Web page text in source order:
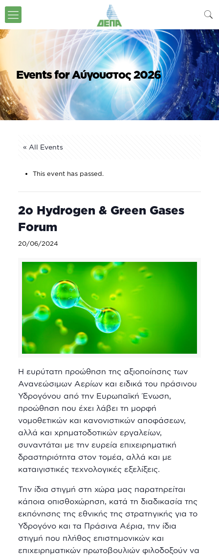
Events for Αύγουστος 2026
« All Events
This event has passed.
2o Hydrogen & Green Gases
Forum
20/06/2024
Η ευρύτατη προώθηση της αξιοποίησης των
Ανανεώσιμων Αερίων και ειδικά του πράσινου
Υδρογόνου από την Ευρωπαϊκή Ένωση,
προώθηση που έχει λάβει τη μορφή
νομοθετικών και κανονιστικών αποφάσεων,
αλλά και χρηματοδοτικών εργαλείων,
συναντάται με την ευρεία επιχειρηματική
δραστηριότητα στον τομέα, αλλά και με
καταιγιστικές τεχνολογικές εξελίξεις.
Την ίδια στιγμή στη χώρα μας παρατηρείται
κάποια οπισθοχώρηση, κατά τη διαδικασία της
εκπόνησης της εθνικής της στρατηγικής για το
Υδρογόνο και τα Πράσινα Αέρια, την ίδια
στιγμή που πλήθος επιστημονικών και
επιχειρηματικών πρωτοβουλιών φιλοδοξούν να